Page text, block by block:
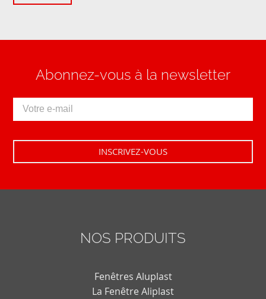
Abonnez-vous à la newsletter
NOS PRODUITS
Fenêtres Aluplast
La Fenêtre Aliplast